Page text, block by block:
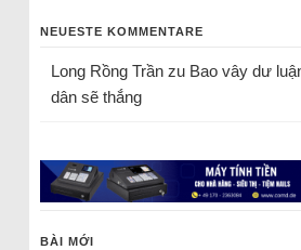
NEUESTE KOMMENTARE
Long Rồng Trầnzu Bao vây dư
dân sẽ thắng
BÀI MỚI